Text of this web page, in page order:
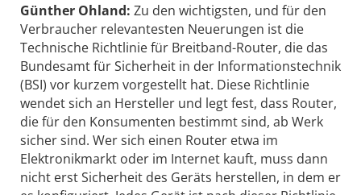
Günther Ohland: Zu den wichtigsten, und für den
Verbraucher relevantesten Neuerungen ist die
Technische Richtlinie für Breitband-Router, die das
Bundesamt für Sicherheit in der Informationstechnik
(BSI) vor kurzem vorgestellt hat. Diese Richtlinie
wendet sich an Hersteller und legt fest, dass Router,
die für den Konsumenten bestimmt sind, ab Werk
sicher sind. Wer sich einen Router etwa im
Elektronikmarkt oder im Internet kauft, muss dann
nicht erst Sicherheit des Geräts herstellen, in dem er